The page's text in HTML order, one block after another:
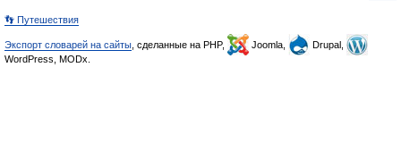
👣 Путешествия
Экспорт словарей на сайты , сделанные на PHP, Joomla,
Drupal,
WordPress, MODx.